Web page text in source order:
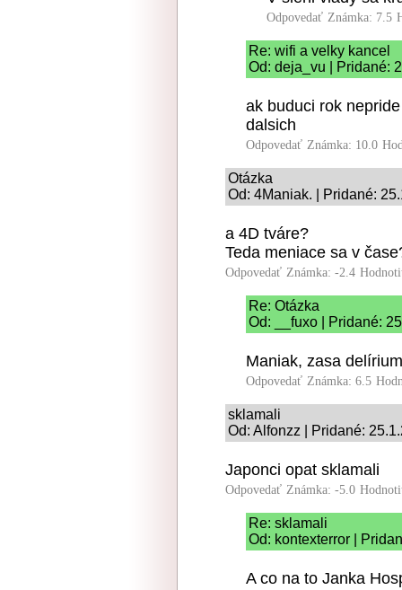
Odpovedať Známka: 7.5
Re: wifi a velky kancel
Od: deja_vu | Pridané:
ak buduci rok
dalsich
Odpovedať Známka: 10.0
Otázka
Od: 4Maniak. | Pridané:
a 4D tváre?
Teda meniace sa v
Odpovedať Známka: -2.4
Re: Otázka
Od: __fuxo | Pridané:
Maniak, zasa
Odpovedať Známka: 6.5
sklamali
Od: Alfonzz | Pridané:
Japonci opat sklamali
Odpovedať Známka: -5.0
Re: sklamali
Od: kontexterror |
A co na to Janka